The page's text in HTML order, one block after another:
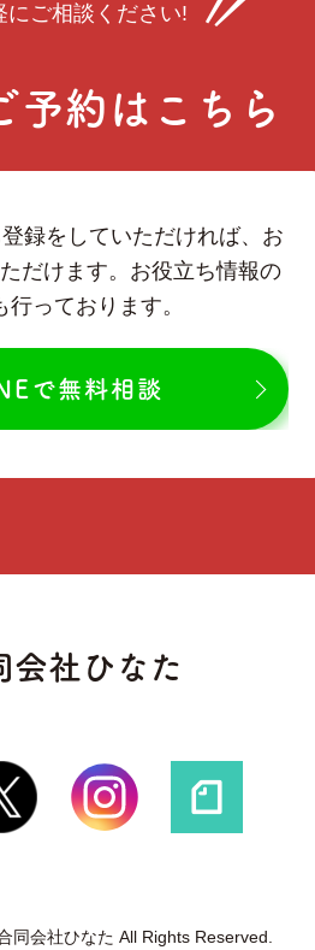
にご相談ください!
予約はこちら
録をしていただければ、お
だけます。お役立ち情報の
行っております。
で無料相談
会社ひなた
同会社ひなた All Rights Reserved.